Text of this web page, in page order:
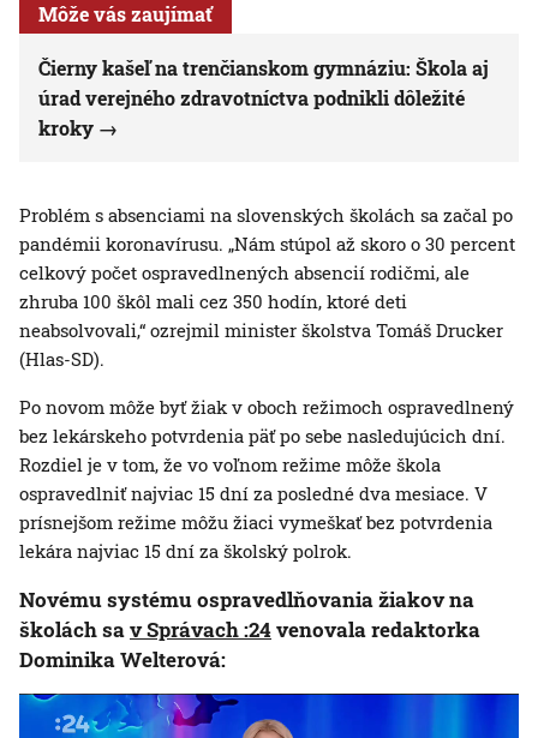
Môže vás zaujímať
Čierny kašeľ na trenčianskom gymnáziu: Škola aj
úrad verejného zdravotníctva podnikli dôležité
kroky
Problém s absenciami na slovenských školách sa začal po
pandémii koronavírusu. „Nám stúpol až skoro o 30 percent
celkový počet ospravedlnených absencií rodičmi, ale
zhruba 100 škôl mali cez 350 hodín, ktoré deti
neabsolvovali,“ ozrejmil minister školstva Tomáš Drucker
(Hlas-SD).
Po novom môže byť žiak v oboch režimoch ospravedlnený
bez lekárskeho potvrdenia päť po sebe nasledujúcich dní.
Rozdiel je v tom, že vo voľnom režime môže škola
ospravedlniť najviac 15 dní za posledné dva mesiace. V
prísnejšom režime môžu žiaci vymeškať bez potvrdenia
lekára najviac 15 dní za školský polrok.
Novému systému ospravedlňovania žiakov na
školách sav Správach :24venovala redaktorka
Dominika Welterová: